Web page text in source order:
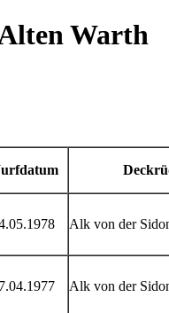
Warth
Alk von der
Alk von der